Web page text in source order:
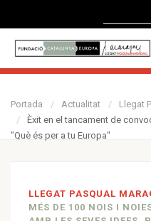
Portada Actualitat
Llegat
Èxit en el tancament de
"Què és per a tu Europa"
LLEGAT PASQUAL
MÉS DE 100 NOIS I